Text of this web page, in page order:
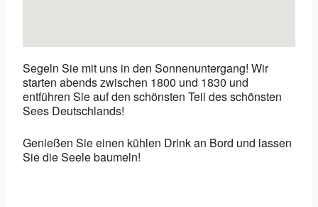
Segeln Sie mit uns in den Sonnenuntergang! Wir
starten abends zwischen 1800 und 1830 und
entführen Sie auf den schönsten Teil des schönsten
Sees Deutschlands!
Genießen Sie einen kühlen Drink an Bord und lassen
Sie die Seele baumeln!